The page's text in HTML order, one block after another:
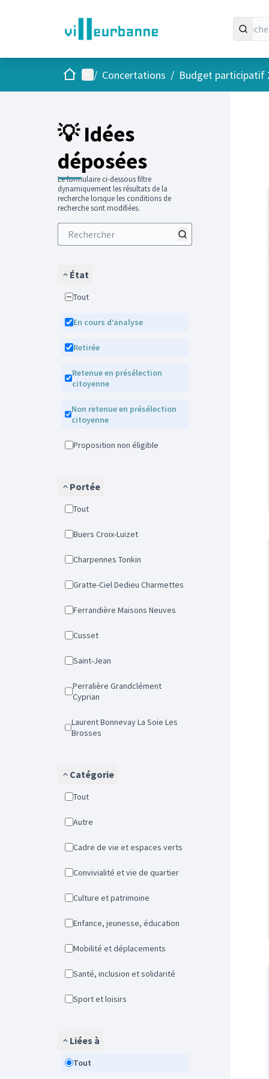
AccueilMenu principal
/ Concertations / Budget participatif
💡 Idées
déposées
Le formulaire ci-dessous filtre
dynamiquement les résultats de la
recherche lorsque les conditions de
recherche sont modifiées.
État
Tout
En cours d’analyse
Retirée
Retenue en présélection
citoyenne
Non retenue en présélection
citoyenne
Proposition non éligible
Portée
Tout
Buers Croix-Luizet
Charpennes Tonkin
Gratte-Ciel Dedieu Charmettes
Ferrandière Maisons Neuves
Cusset
Saint-Jean
Perralière Grandclément
Cyprian
Laurent Bonnevay La Soie Les
Brosses
Catégorie
Tout
Autre
Cadre de vie et espaces verts
Convivialité et vie de quartier
Culture et patrimoine
Enfance, jeunesse, éducation
Mobilité et déplacements
Santé, inclusion et solidarité
Sport et loisirs
Liées à
Tout